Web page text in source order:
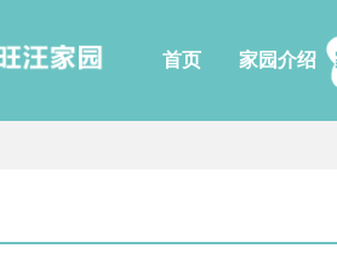
首页 家园介绍